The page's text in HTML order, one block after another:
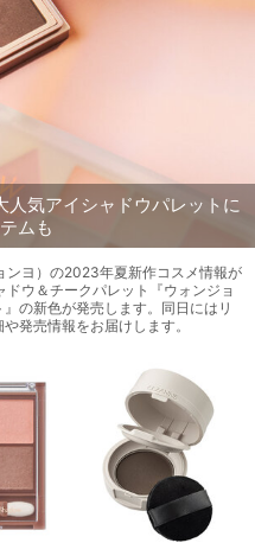
気アイシャドウパレットに
ムも
ンヨ）の2023年夏新作コスメ情報が
ウ＆チークパレット『ウォンジョ
の新色が発売します。同日にはリ
発売情報をお届けします。